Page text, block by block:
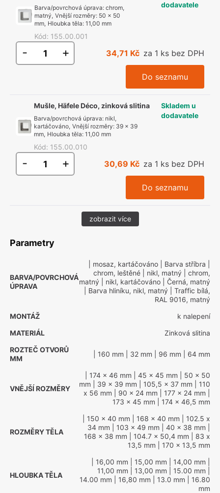
Barva/povrchová úprava:chrom,
matný, Vnější rozměry: 50 x 50
mm, Hloubka těla:11,00 mm
Kód: 155.00.001
dodavatele
- + 34,71 Kč za 1 ks bez DPH
Do seznamu
Mušle, Häfele Déco, zinková slitina
Barva/povrchová úprava: nikl,
kartáčováno, Vnější rozměry: 39 x 39
mm, Hloubka těla:11,00 mm
Kód: 155.00.010
Skladem u
dodavatele
- + 30,69 Kč za 1 ks bez DPH
Do seznamu
zobrazit více
Parametry
BARVA/POVRCHOVÁ
ÚPRAVA
| mosaz, kartáčováno | Barva stříbra
chrom, leštěné | nikl, matný | chrom,
matný | nikl, kartáčováno | Černá, matný
| Barva hliníku, nikl, matný | Traffic bílá,
RAL 9016, matný
MONTÁŽ
k nalepení
MATERIÁL
Zinková slitina
ROZTEČ OTVORŮ
MM
| 160 mm | 32 mm | 96 mm | 64 mm
VNĚJŠÍ ROZMĚRY
| 174 x 46 mm | 45 x 45 mm | 50 x 50
mm | 39 x 39 mm | 105,5 x 37 mm | 110
x 56 mm | 90 x 24 mm | 177 x 24 mm
173 x 45 mm | 174 x 46,5 mm
ROZMĚRY TĚLA
| 150 x 40 mm | 168 x 40 mm | 102.5 x
34 mm | 103 x 49 mm | 40 x 38 mm
168 x 38 mm | 104.7 x 50,4 mm | 83 x
13,5 mm | 170 x 13,5 mm
HLOUBKA TĚLA
| 16,00 mm | 15,00 mm | 14,00 mm
11,00 mm | 13,00 mm | 15.00 mm
14.00 mm | 16,80 mm | 13.0 mm | 16.80
mm